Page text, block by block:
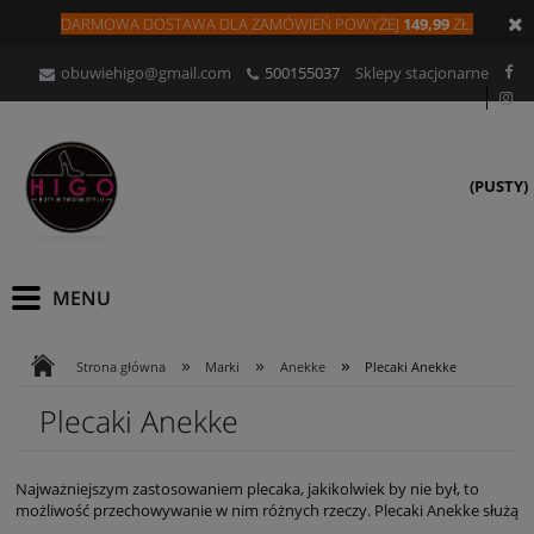
DARMOWA DOSTAWA DLAZAMÓWIEŃ POWYŻEJ 149,99ZŁ.
obuwiehigo@gmail.com 500155037 Sklepy stacjonarne
(PUSTY)
Strona główna » Marki » Anekke » Plecaki Anekke
Plecaki Anekke
Najważniejszym zastosowaniem plecaka, jakikolwiek by nie był, to
możliwość przechowywanie w nim różnych rzeczy. Plecaki Anekke służą